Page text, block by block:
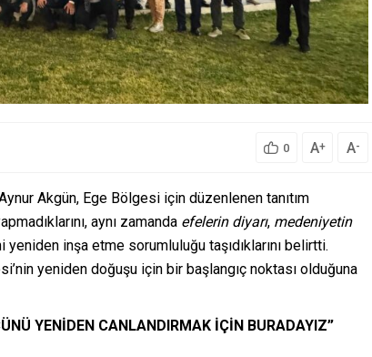
0 A+ A-
Akgün, Ege Bölgesi için düzenlenen tanıtım
aynı zamanda efelerin diyarı, medeniyetin
inşa etme sorumluluğu taşıdıklarını belirtti.
yeniden doğuşu için bir başlangıç noktası olduğuna
YENİDEN CANLANDIRMAK İÇİN BURADAYIZ”